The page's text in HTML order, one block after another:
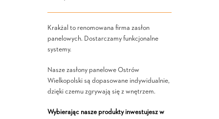
Krakżal to renomowana firma zasłon
panelowych. Dostarczamy funkcjonalne
systemy.
Nasze zasłony panelowe Ostrów
Wielkopolski są dopasowane indywidualnie,
dzięki czemu zgrywają się z wnętrzem.
Wybierając nasze produkty inwestujesz w